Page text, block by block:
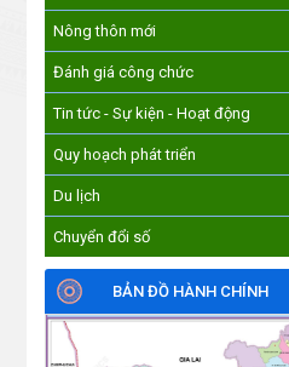
Nông thôn mới
Đánh giá công chức
Tin tức - Sự kiện - Hoạt động
Quy hoạch phát triển
Du lịch
Chuyển đổi số
BẢN ĐỒ HÀNH CHÍNH